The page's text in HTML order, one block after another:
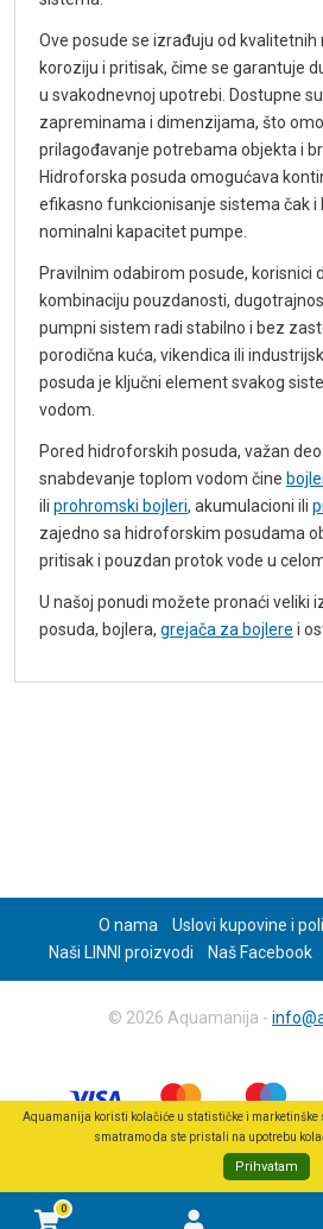
0
Ove posude se izrađuju od
koroziju i pritisak, čime se garantuje
u svakodnevnoj upotrebi. Dostupne
zapreminama i dimenzijama, što
prilagođavanje potrebama objekta i
Hidroforska posuda omogućava
efikasno funkcionisanje sistema čak i
nominalni kapacitet pumpe.
Pravilnim odabirom posude, korisnici
kombinaciju pouzdanosti,
pumpni sistem radi stabilno i bez
porodična kuća, vikendica ili
posuda je ključni element svakog
vodom.
Pored hidroforskih posuda, važan
snabdevanje toplom vodom čine
ili prohromski bojleri, akumulacioni ili
zajedno sa hidroforskim posudama
pritisak i pouzdan protok vode u
U našoj ponudi možete pronaći veliki
posuda, bojlera, grejača za bojlere i
O nama
Uslovi kupovine i
Naši LINNI proizvodi
Naš Facebook
© 2026 Aquamanija -
Aquamanija koristi kolačiće u statističke i marketinške
smatramo da ste pristali na upotrebu
Prihvatam